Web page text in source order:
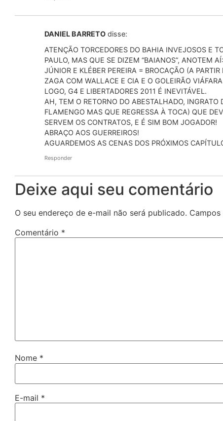
DANIEL BARRETO disse:
ATENÇÃO TORCEDORES DO BAHIA INVEJOSOS E
PAULO, MAS QUE SE DIZEM “BAIANOS”, ANOTEM AÍ:
JÚNIOR E KLÉBER PEREIRA = BROCAÇÃO (A
ZAGA COM WALLACE E CIA E O GOLEIRÃO
LOGO, G4 E LIBERTADORES 2011 É INEVITÁVEL.
AH, TEM O RETORNO DO ABESTALHADO,
FLAMENGO MAS QUE REGRESSA À TOCA) QUE
SERVEM OS CONTRATOS, E É SIM BOM JOGADOR!
ABRAÇO AOS GUERREIROS!
AGUARDEMOS AS CENAS DOS PRÓXIMOS
Responder
Deixe aqui seu comentário
O seu endereço de e-mail não será publicado.
Comentário *
Nome *
E-mail *